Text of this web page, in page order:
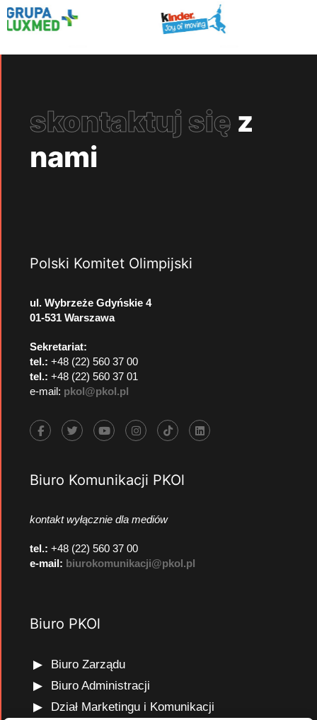
skontaktuj się z
nami
Polski Komitet Olimpijski
ul. Wybrzeże Gdyńskie 4
01-531 Warszawa
Sekretariat:
tel.: +48 (22) 560 37 00
tel.: +48 (22) 560 37 01
e-mail: pkol@pkol.pl
Biuro Komunikacji PKOl
kontakt wyłącznie dla mediów
tel.: +48 (22) 560 37 00
e-mail: biurokomunikacji@pkol.pl
Biuro PKOl
Biuro Zarządu
Biuro Administracji
Dział Marketingu i Komunikacji